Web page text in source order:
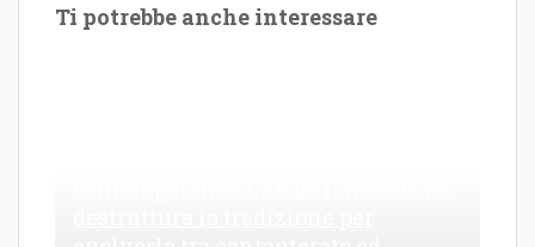
Ti potrebbe anche interessare